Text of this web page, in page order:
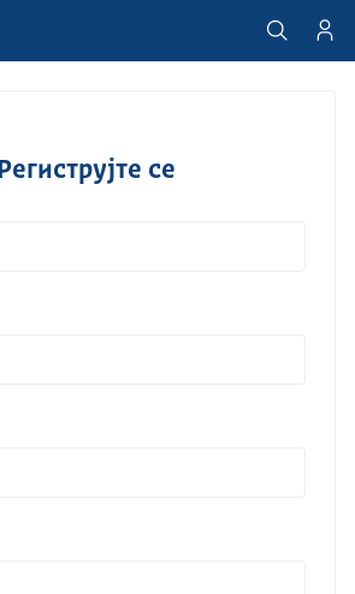
Региструјте се